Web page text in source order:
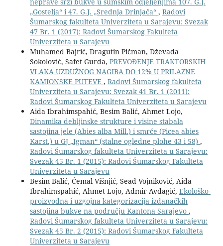
„Gostelja“ i 47. G.J. „Srednja Drinjača“ , Radovi
Šumarskog fakulteta Univerziteta u Sarajevu: Svezak
47 Br. 1 (2017): Radovi Šumarskog Fakulteta
Univerziteta u Sarajevu
Muhamed Bajrić, Dragutin Pičman, Dževada
Sokolović, Safet Gurda, PREVOĐENJE TRAKTORSKIH
VLAKA UZDUŽNOG NAGIBA DO 12% U PRILAZNE
KAMIONSKE PUTEVE , Radovi Šumarskog fakulteta
Univerziteta u Sarajevu: Svezak 41 Br. 1 (2011):
Radovi Šumarskog Fakulteta Univerziteta u Sarajevu
Aida Ibrahimspahić, Besim Balić, Ahmet Lojo,
Dinamika debljinske strukture i visine stabala
sastojina jele (Abies alba Mill.) i smrče (Picea abies
Karst.) u GJ „Igman“ (stalne ogledne plohe 43 i 58) ,
Radovi Šumarskog fakulteta Univerziteta u Sarajevu:
Svezak 45 Br. 1 (2015): Radovi Šumarskog Fakulteta
Univerziteta u Sarajevu
Besim Balić, Ćemal Višnjić, Sead Vojniković, Aida
Ibrahimspahić, Ahmet Lojo, Admir Avdagić, Ekološko-
proizvodna i uzgojna kategorizacija izdanačkih
sastojina bukve na području Kantona Sarajevo ,
Radovi Šumarskog fakulteta Univerziteta u Sarajevu:
Svezak 45 Br. 2 (2015): Radovi Šumarskog Fakulteta
Univerziteta u Sarajevu